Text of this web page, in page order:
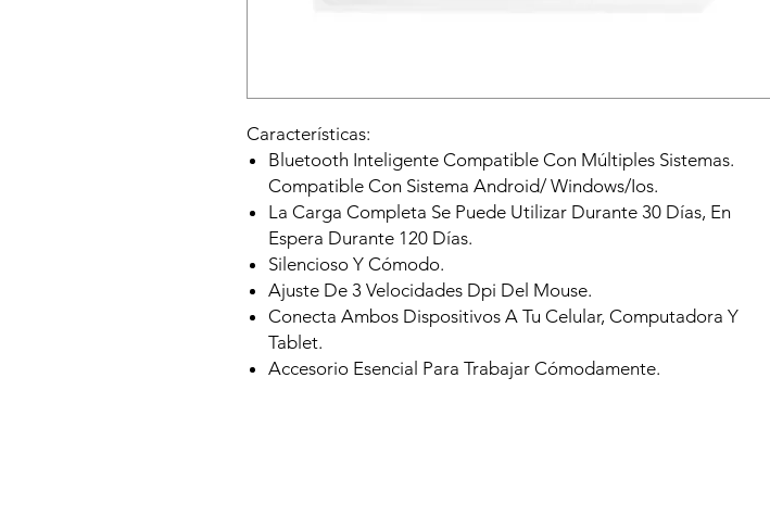
Características:
Bluetooth Inteligente Compatible Con Múltiples Sistemas.
Compatible Con Sistema Android/ Windows/Ios.
La Carga Completa Se Puede Utilizar Durante 30 Días, En
Espera Durante 120 Días.
Silencioso Y Cómodo.
Ajuste De 3 Velocidades Dpi Del Mouse.
Conecta Ambos Dispositivos A Tu Celular, Computadora Y
Tablet.
Accesorio Esencial Para Trabajar Cómodamente.